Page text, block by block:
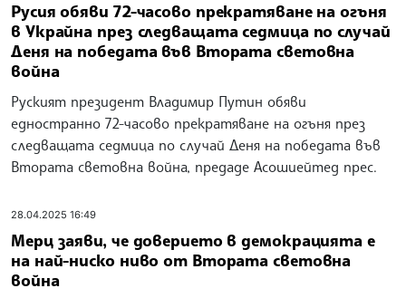
Русия обяви 72-часово прекратяване на огъня
в Украйна през следващата седмица по случай
Деня на победата във Втората световна
война
Руският президент Владимир Путин обяви
едностранно 72-часово прекратяване на огъня през
следващата седмица по случай Деня на победата във
Втората световна война, предаде Асошиейтед прес.
28.04.2025 16:49
Мерц заяви, че доверието в демокрацията е
на най-ниско ниво от Втората световна
война